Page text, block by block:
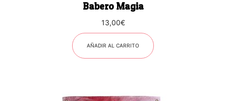
Babero Magia
13,00€
AÑADIR AL CARRITO